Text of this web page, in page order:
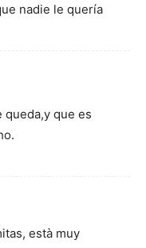
nadie le quería
queda,y que es
està muy